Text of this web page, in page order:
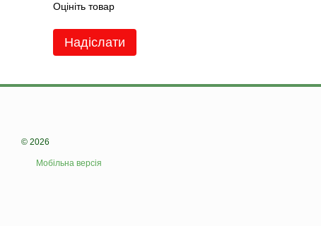
Оцініть товар
Надіслати
© 2026
Мобільна версія